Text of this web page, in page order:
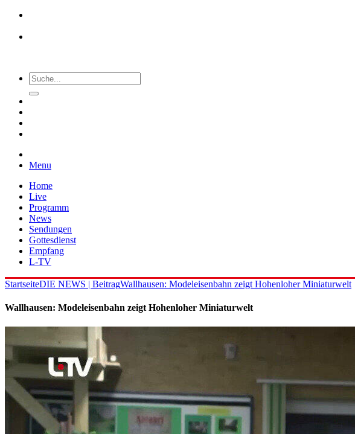
Menu
Home
Live
Programm
News
Sendungen
Gottesdienst
Empfang
L-TV
StartseiteDIE NEWS | BeitragWallhausen: Modeleisenbahn zeigt Hohenloher Miniaturwelt
Wallhausen: Modeleisenbahn zeigt Hohenloher Miniaturwelt